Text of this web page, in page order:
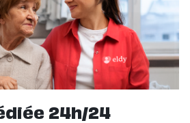
24h/24